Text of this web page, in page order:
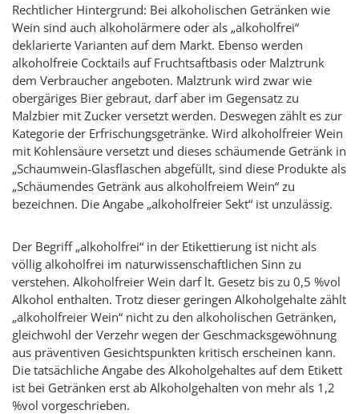
Rechtlicher Hintergrund: Bei alkoholischen Getränken wie
Wein sind auch alkoholärmere oder als „alkoholfrei“
deklarierte Varianten auf dem Markt. Ebenso werden
alkoholfreie Cocktails auf Fruchtsaftbasis oder Malztrunk
dem Verbraucher angeboten. Malztrunk wird zwar wie
obergäriges Bier gebraut, darf aber im Gegensatz zu
Malzbier mit Zucker versetzt werden. Deswegen zählt es zur
Kategorie der Erfrischungsgetränke. Wird alkoholfreier Wein
mit Kohlensäure versetzt und dieses schäumende Getränk in
„Schaumwein-Glasflaschen abgefüllt, sind diese Produkte als
„Schäumendes Getränk aus alkoholfreiem Wein“ zu
bezeichnen. Die Angabe „alkoholfreier Sekt“ ist unzulässig.
Der Begriff „alkoholfrei“ in der Etikettierung ist nicht als
völlig alkoholfrei im naturwissenschaftlichen Sinn zu
verstehen. Alkoholfreier Wein darf lt. Gesetz bis zu 0,5 %vol
Alkohol enthalten. Trotz dieser geringen Alkoholgehalte zählt
„alkoholfreier Wein“ nicht zu den alkoholischen Getränken,
gleichwohl der Verzehr wegen der Geschmacksgewöhnung
aus präventiven Gesichtspunkten kritisch erscheinen kann.
Die tatsächliche Angabe des Alkoholgehaltes auf dem Etikett
ist bei Getränken erst ab Alkoholgehalten von mehr als 1,2
%vol vorgeschrieben.